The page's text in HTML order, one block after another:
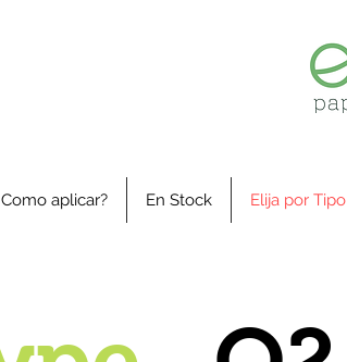
Como aplicar? En Stock Elija por Tipo